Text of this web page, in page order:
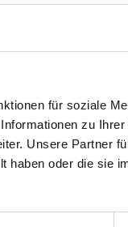
für soziale
zu
Unsere Partner
haben oder die sie